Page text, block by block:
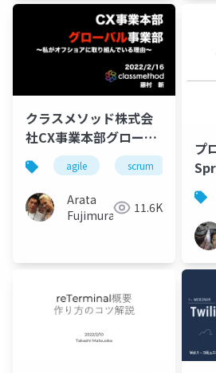
トワーク
クラスメソッド株式会
社CX事業本部グローバ
ル事業部のご紹介
agile scrum
Arata
Fujimura
11.6K
プ